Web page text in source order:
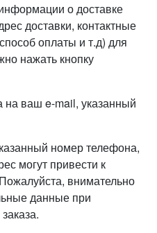
о доставке
доставки, контактные
оплаты и т.д) для
нажать кнопку
на ваш e-mail, указанный
номер телефона,
могут привести к
внимательно
данные при